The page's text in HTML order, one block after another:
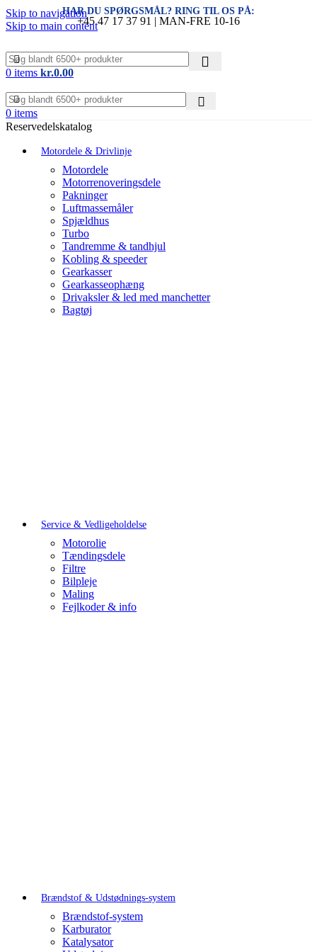
Skip to navigation
Skip to main content
HAR DU SPØRGSMÅL? RING TIL OS PÅ:
+45 47 17 37 91 | MAN-FRE 10-16
0 items kr.0.00
0 items
Reservedelskatalog
Motordele & Drivlinje
Motordele
Motorrenoveringsdele
Pakninger
Luftmassemåler
Spjældhus
Turbo
Tandremme & tandhjul
Kobling & speeder
Gearkasser
Gearkasseophæng
Drivaksler & led med manchetter
Bagtøj
Service & Vedligeholdelse
Motorolie
Tændingsdele
Filtre
Bilpleje
Maling
Fejlkoder & info
Brændstof & Udstødnings-system
Brændstof-system
Karburator
Katalysator